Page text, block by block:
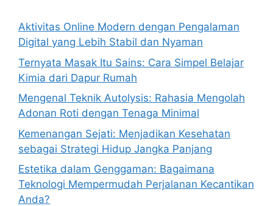
Aktivitas Online Modern dengan Pengalaman
Digital yang Lebih Stabil dan Nyaman
Ternyata Masak Itu Sains: Cara Simpel Belajar
Kimia dari Dapur Rumah
Mengenal Teknik Autolysis: Rahasia Mengolah
Adonan Roti dengan Tenaga Minimal
Kemenangan Sejati: Menjadikan Kesehatan
sebagai Strategi Hidup Jangka Panjang
Estetika dalam Genggaman: Bagaimana
Teknologi Mempermudah Perjalanan Kecantikan
Anda?